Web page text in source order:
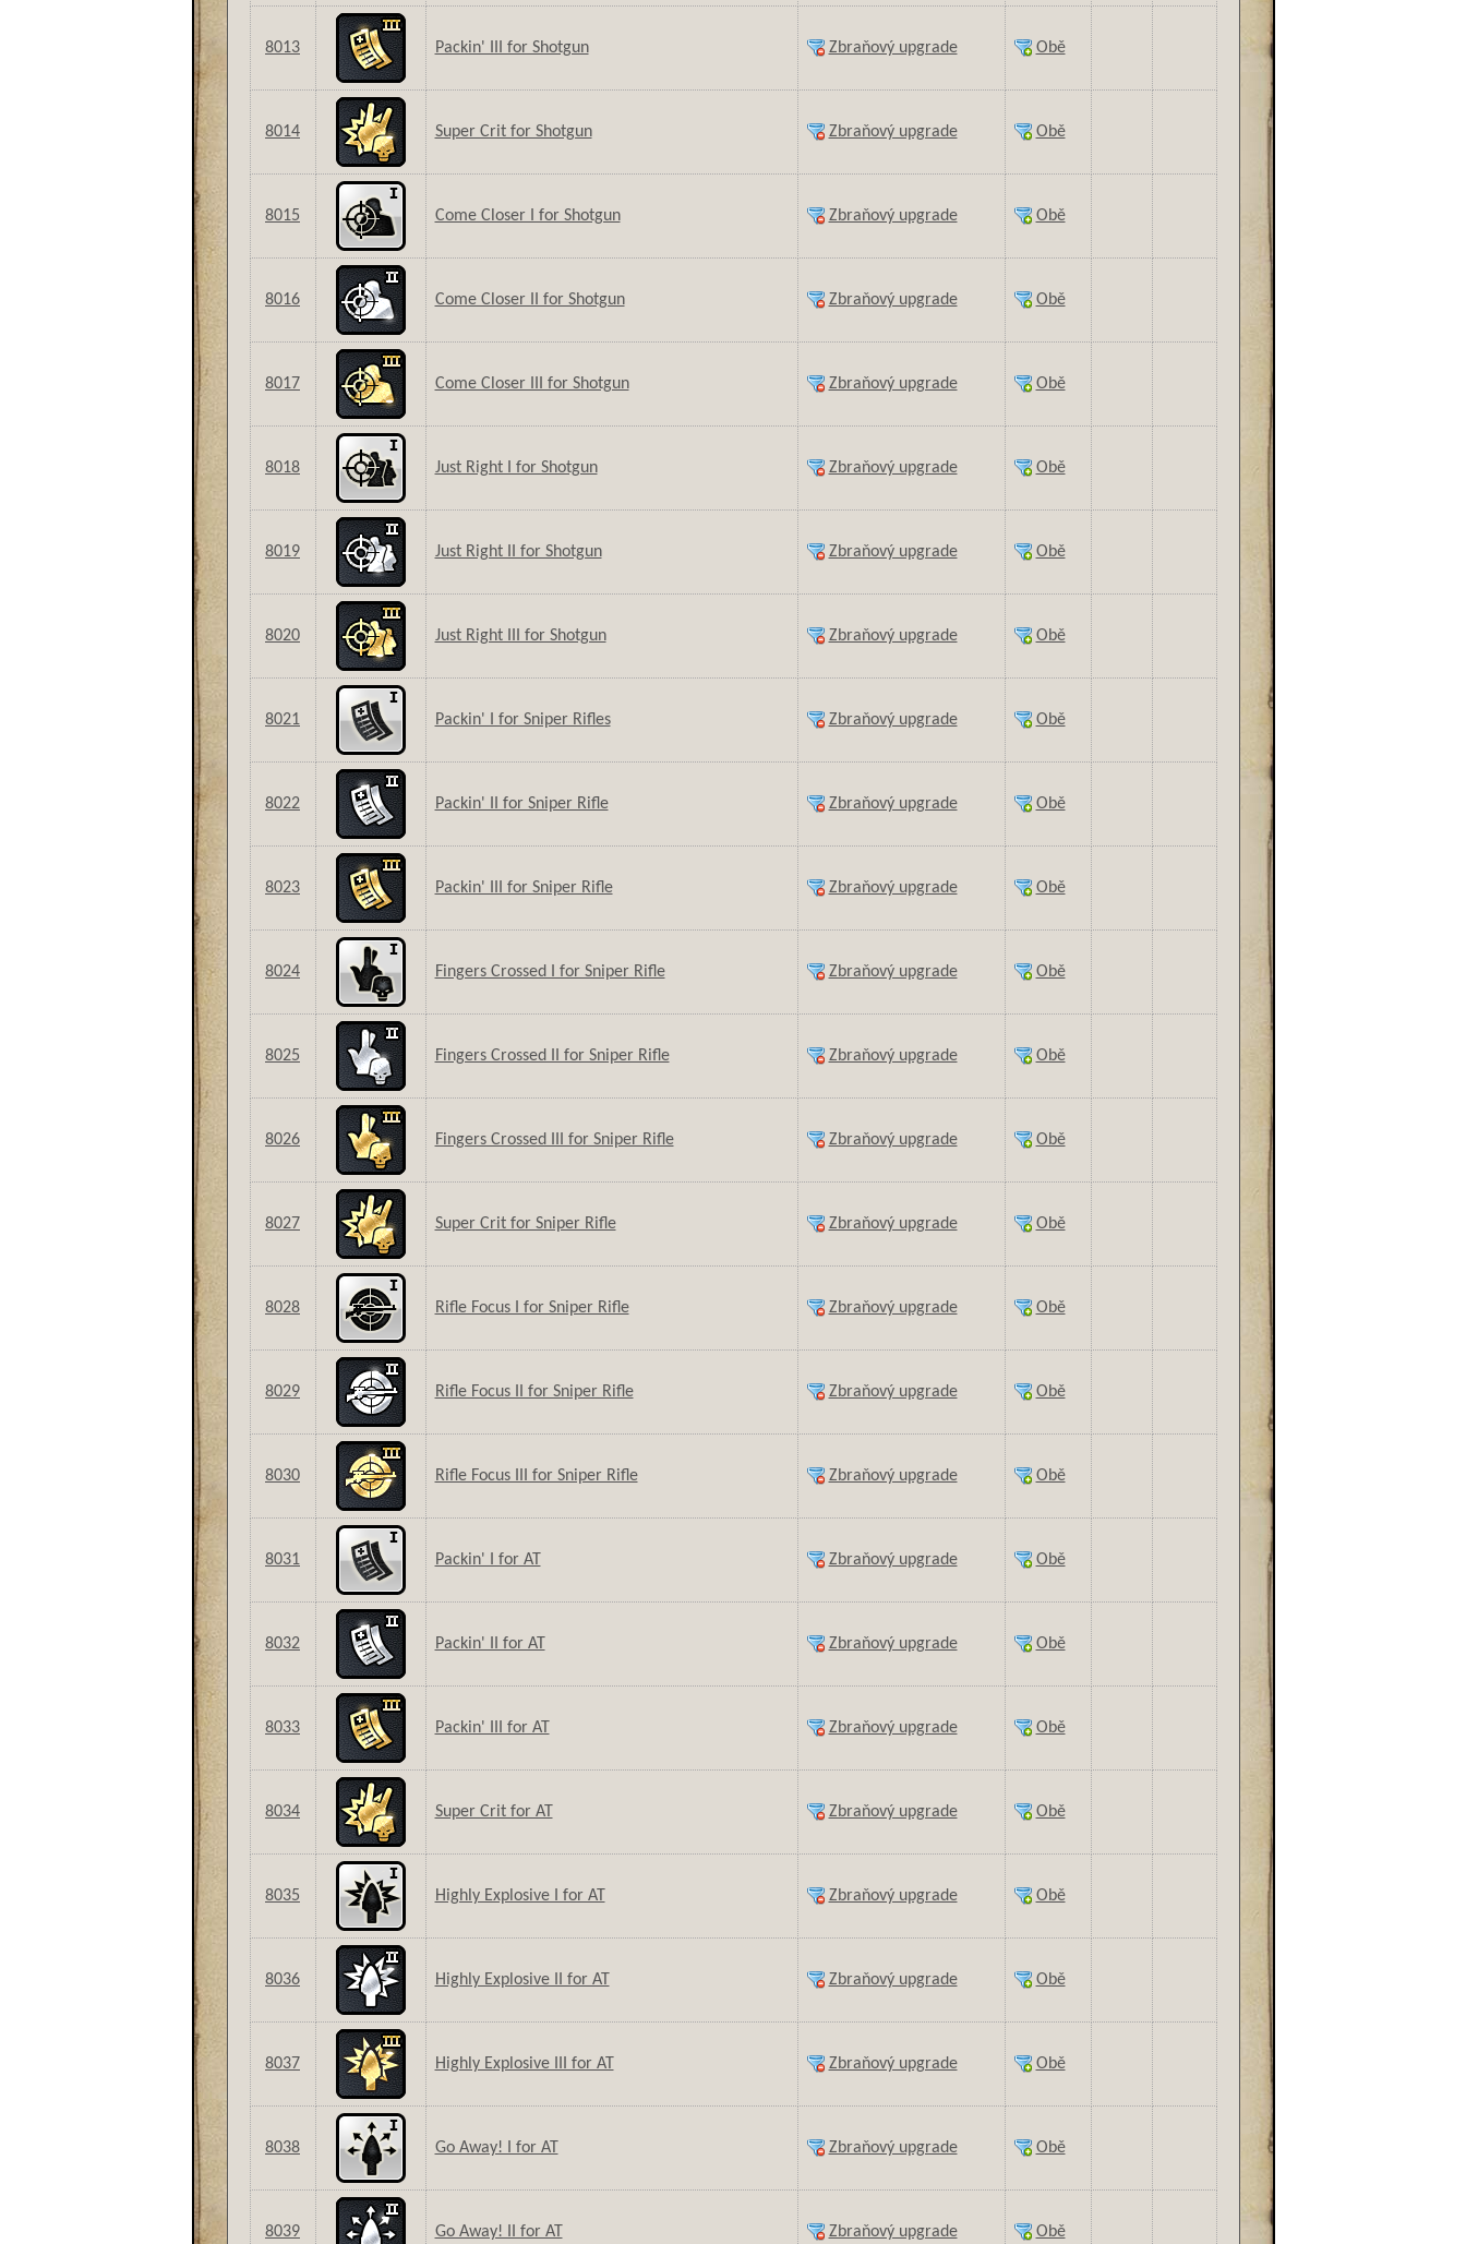
8013 Packin' III for Shotgun Zbraňový upgrade Obě
8014 Super Crit for Shotgun Zbraňový upgrade Obě
8015 Come Closer I for Shotgun Zbraňový upgrade Obě
8016 Come Closer II for Shotgun Zbraňový upgrade Obě
8017 Come Closer III for Shotgun Zbraňový upgrade Obě
8018 Just Right I for Shotgun Zbraňový upgrade Obě
8019 Just Right II for Shotgun Zbraňový upgrade Obě
8020 Just Right III for Shotgun Zbraňový upgrade Obě
8021 Packin' I for Sniper Rifles Zbraňový upgrade Obě
8022 Packin' II for Sniper Rifle Zbraňový upgrade Obě
8023 Packin' III for Sniper Rifle Zbraňový upgrade Obě
8024 Fingers Crossed I for Sniper Rifle Zbraňový upgrade Obě
8025 Fingers Crossed II for Sniper Rifle Zbraňový upgrade Obě
8026 Fingers Crossed III for Sniper Rifle Zbraňový upgrade Obě
8027 Super Crit for Sniper Rifle Zbraňový upgrade Obě
8028 Rifle Focus I for Sniper Rifle Zbraňový upgrade Obě
8029 Rifle Focus II for Sniper Rifle Zbraňový upgrade Obě
8030 Rifle Focus III for Sniper Rifle Zbraňový upgrade Obě
8031 Packin' I for AT Zbraňový upgrade Obě
8032 Packin' II for AT Zbraňový upgrade Obě
8033 Packin' III for AT Zbraňový upgrade Obě
8034 Super Crit for AT Zbraňový upgrade Obě
8035 Highly Explosive I for AT Zbraňový upgrade Obě
8036 Highly Explosive II for AT Zbraňový upgrade Obě
8037 Highly Explosive III for AT Zbraňový upgrade Obě
8038 Go Away! I for AT Zbraňový upgrade Obě
8039 Go Away! II for AT Zbraňový upgrade Obě